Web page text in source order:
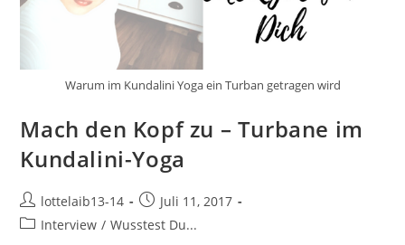
Warum im Kundalini Yoga ein Turban getragen wird
Mach den Kopf zu – Turbane im
Kundalini-Yoga
Beitrags-
Autor:
lottelaib13-14
Beitrag
veröffentlicht:
Juli 11, 2017
Beitrags-
Interview / Wusstest Du...